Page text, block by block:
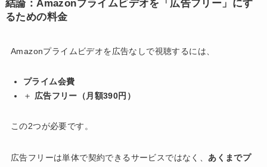
結論：Amazonプライムビデオを「広告フリー」にす
るための料金
Amazonプライムビデオを広告なしで視聴するには、
プライム会費
＋ 広告フリー（月額390円）
この2つが必要です。
広告フリーは単体で契約できるサービスではなく、 あくまでプ